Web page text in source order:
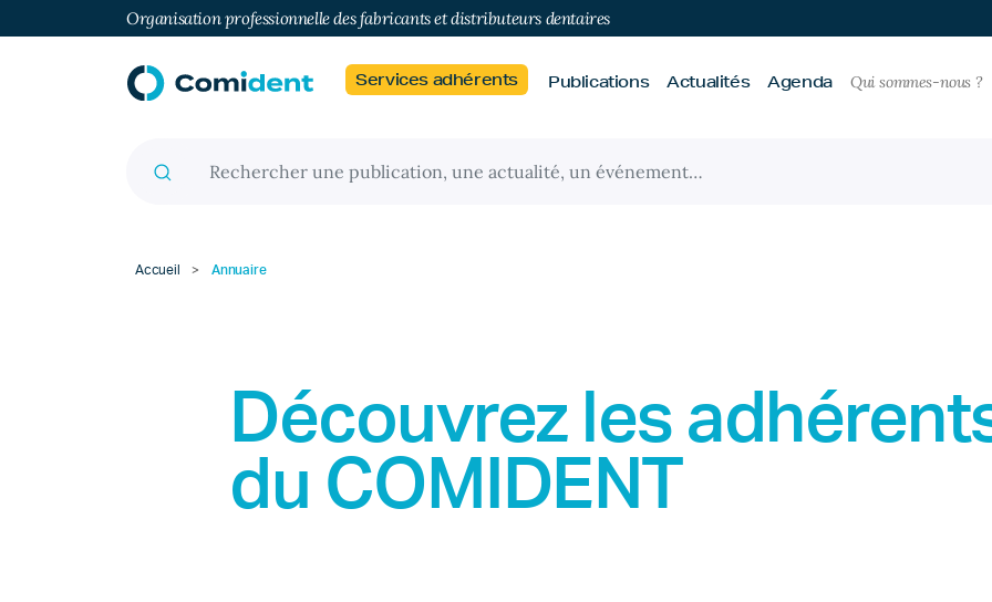
Organisation professionnelle des fabricants et distributeurs dentaires
Services adhérents Publications Actualités Agenda Qui sommes-nous ?
Accueil > Annuaire
Découvrez les
du COMIDENT